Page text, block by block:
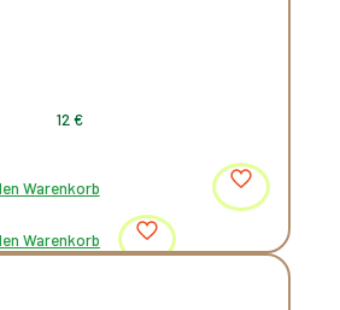
12 €
Warenkorb
Warenkorb